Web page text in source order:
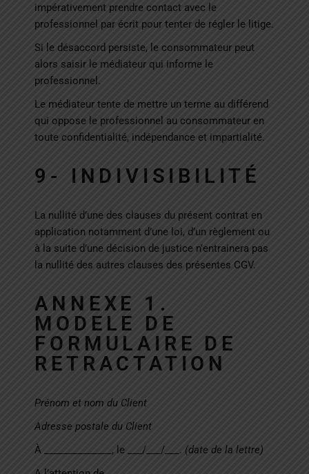
impérativement prendre contact avec le
professionnel par écrit pour tenter de régler le litige.
Si le désaccord persiste, le consommateur peut
alors saisir le médiateur qui informe le
professionnel.
Le médiateur tente de mettre un terme au différend
qui oppose le professionnel au consommateur en
toute confidentialité, indépendance et impartialité.
9- INDIVISIBILITÉ
La nullité d’une des clauses du présent contrat en
application notamment d’une loi, d’un règlement ou
à la suite d’une décision de justice n’entrainera pas
la nullité des autres clauses des présentes CGV.
ANNEXE 1.
MODELE DE
FORMULAIRE DE
RETRACTATION
Prénom et nom du Client
Adresse postale du Client
À ______________, le ___/___/___. (date de la lettre)